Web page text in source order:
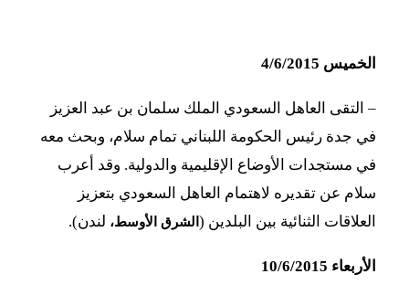
الخميس 4/6/2015
– التقى العاهل السعودي الملك سلمان بن عبد العزيز
في جدة رئيس الحكومة اللبناني تمام سلام، وبحث معه
في مستجدات الأوضاع الإقليمية والدولية. وقد أعرب
سلام عن تقديره لاهتمام العاهل السعودي بتعزيز
العلاقات الثنائية بين البلدين ( الشرق الأوسط، لندن).
الأربعاء 10/6/2015